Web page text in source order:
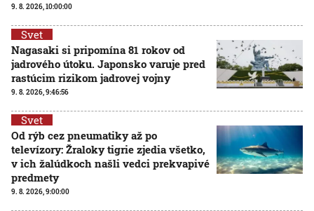
9. 8. 2026, 10:00:00
Svet
Nagasaki si pripomína 81 rokov od
jadrového útoku. Japonsko varuje pred
rastúcim rizikom jadrovej vojny
9. 8. 2026, 9:46:56
Svet
Od rýb cez pneumatiky až po
televízory: Žraloky tigrie zjedia všetko,
v ich žalúdkoch našli vedci prekvapivé
predmety
9. 8. 2026, 9:00:00